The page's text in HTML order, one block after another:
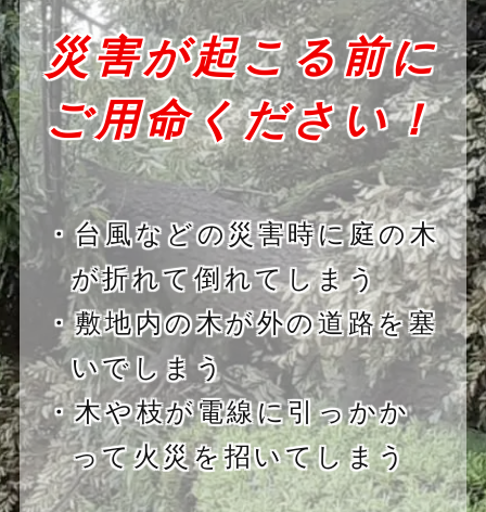
災害が起こる前に
ご用命ください！
・台風などの災害時に庭の木
が折れて倒れてしまう
・敷地内の木が外の道路を塞
いでしまう
・木や枝が電線に引っかか
って火災を招いてしまう